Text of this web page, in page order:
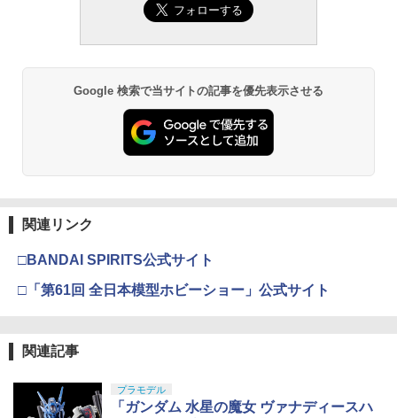
Google 検索で当サイトの記事を優先表示させる
関連リンク
□BANDAI SPIRITS公式サイト
□「第61回 全日本模型ホビーショー」公式サイト
関連記事
プラモデル
「ガンダム 水星の魔女 ヴァナディースハ